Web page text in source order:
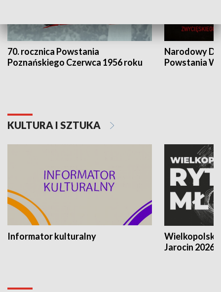
70. rocznica Powstania
Poznańskiego Czerwca 1956 roku
Narodowy
Powstania
KULTURA I SZTUKA
Informator kulturalny
Jarocin 2026